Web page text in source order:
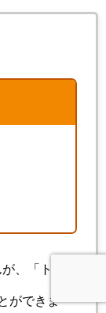
、「トモ
ができま